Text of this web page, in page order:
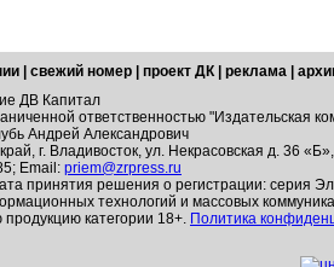
свежий номер проект ДК реклама
ДВ Капитал
ответственностью "Издательская
Андрей Александрович
г. Владивосток, ул. Некрасовская д. 36
Email: priem@zrpress.ru
принятия решения о регистрации: серия
технологий и массовых
категории 18+. Политика